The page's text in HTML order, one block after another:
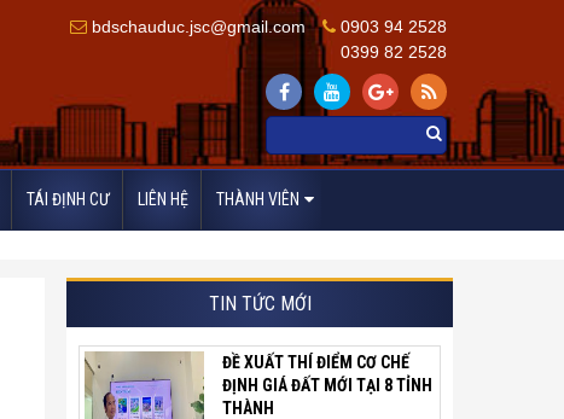
bdschauduc.jsc@gmail.com
0903 94 2528
0399 82 2528
TÁI ĐỊNH CƯ LIÊN HỆ THÀNH VIÊN
TIN TỨC MỚI
ĐỀ XUẤT THÍ ĐIỂM CƠ CHẾ
ĐỊNH GIÁ ĐẤT MỚI TẠI 8 TỈNH
THÀNH